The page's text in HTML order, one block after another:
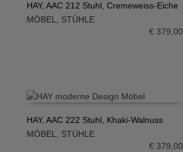
IN DEN WARENKORB
HAY, AAC 212 Stuhl, Cremeweiss-Eiche
MÖBEL, STÜHLE
€ 379,00
IN DEN WARENKORB
HAY, AAC 222 Stuhl, Khaki-Walnuss
MÖBEL
STÜHLE
€ 379,00